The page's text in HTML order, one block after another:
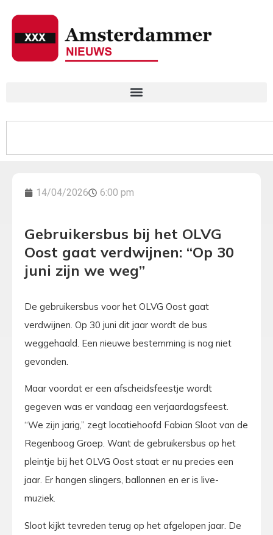
14/04/2026 6:00 pm
Gebruikersbus bij het OLVG
Oost gaat verdwijnen: “Op 30
juni zijn we weg”
De gebruikersbus voor het OLVG Oost gaat
verdwijnen. Op 30 juni dit jaar wordt de bus
weggehaald. Een nieuwe bestemming is nog niet
gevonden.
Maar voordat er een afscheidsfeestje wordt
gegeven was er vandaag een verjaardagsfeest.
“We zijn jarig,” zegt locatiehoofd Fabian Sloot van de
Regenboog Groep. Want de gebruikersbus op het
pleintje bij het OLVG Oost staat er nu precies een
jaar. Er hangen slingers, ballonnen en er is live-
muziek.
Sloot kijkt tevreden terug op het afgelopen jaar. De